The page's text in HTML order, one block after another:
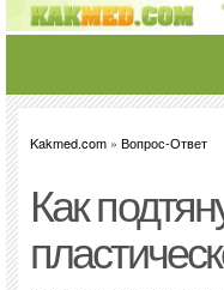
Kakmed.com » Вопрос-Ответ
Как